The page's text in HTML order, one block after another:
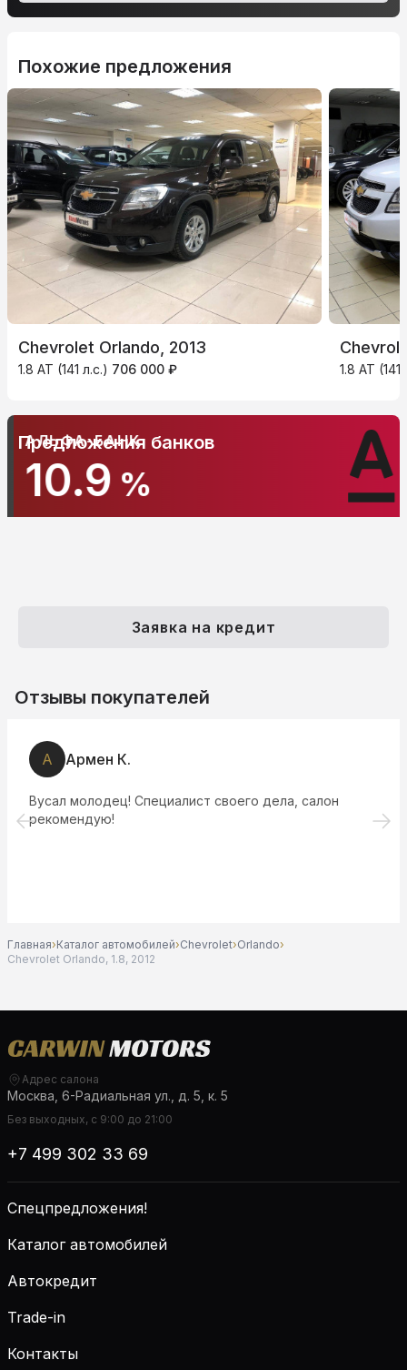
Похожие предложения
Chevrolet Orlando, 2013
1.8 AT (141 л.с.) 706 000 ₽ 1.8 AT
АЛЬФА-БАНК
10.9 %
Предложения банков
Заявка на кредит
Отзывы покупателей
А Армен К.
Вусал молодец! Специалист своего дела, салон
рекомендую!
Главная›Каталог автомобилей›Chevrolet›Orlando›
Chevrolet Orlando, 1.8, 2012
Адрес салона
Москва, 6-Радиальная ул., д. 5, к. 5
Без выходных, с 9:00 до 21:00
+7 499 302 33 69
Спецпредложения!
Каталог автомобилей
Автокредит
Trade-in
Контакты